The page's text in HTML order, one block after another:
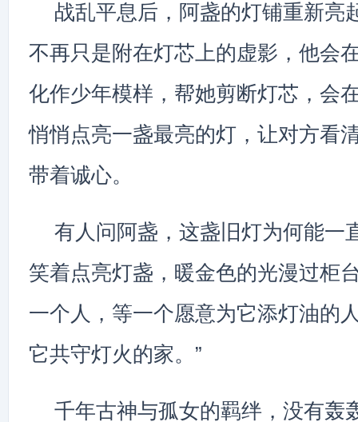
战乱平息后，阿盏的灯铺重新亮
不再只是附在灯芯上的虚影，他会
化作少年模样，帮她剪断灯芯，会
悄悄点亮一盏最亮的灯，让对方看
带着诚心。
有人问阿盏，这盏旧灯为何能一
笑着点亮灯盏，暖金色的光漫过柜
一个人，等一个愿意为它添灯油的
它共守灯火的家。”
千年古神与孤女的羁绊，没有轰